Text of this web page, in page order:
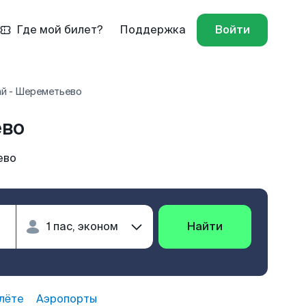
Где мой билет? Поддержка Войти
- Шереметьево
Найти
Аэропорты